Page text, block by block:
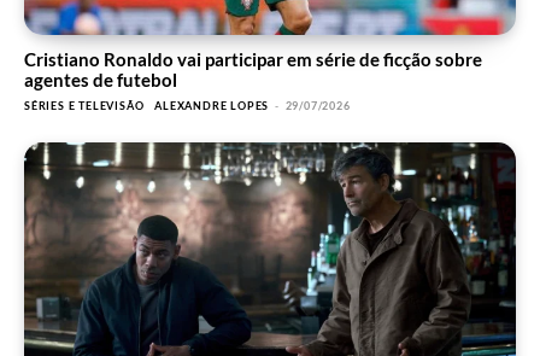
Cristiano Ronaldo vai participar em série de ficção sobre
agentes de futebol
SÉRIES E TELEVISÃO ALEXANDRE LOPES - 29/07/2026